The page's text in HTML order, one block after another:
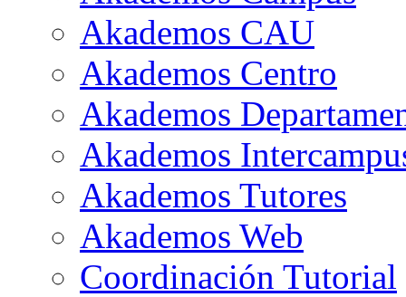
Akademos CAU
Akademos Centro
Akademos
Akademos
Akademos Tutores
Akademos Web
Coordinación Tutorial